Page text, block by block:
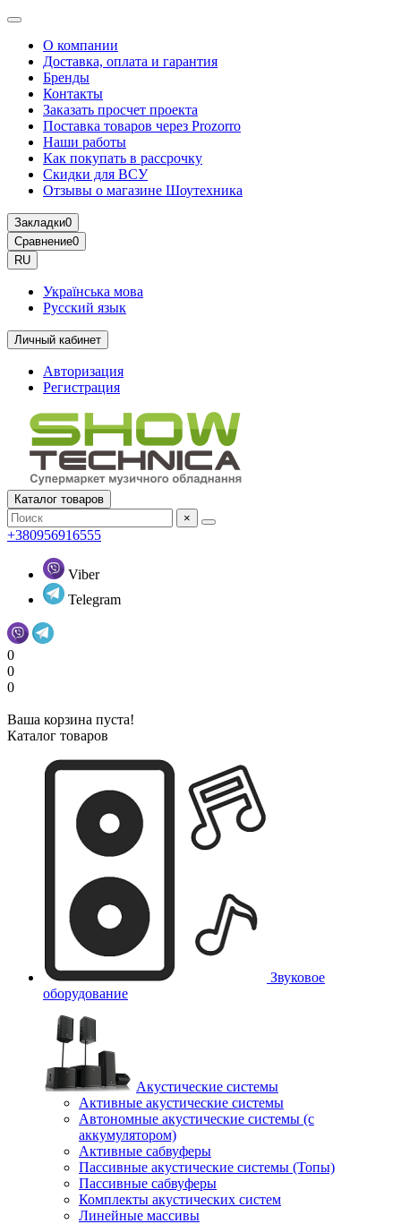
О компании
Доставка, оплата и гарантия
Бренды
Контакты
Заказать просчет проекта
Поставка товаров через Prozorro
Наши работы
Как покупать в рассрочку
Скидки для ВСУ
Отзывы о магазине Шоутехника
Закладки0
Сравнение0
RU
Українська мова
Русский язык
Личный кабинет
Авторизация
Регистрация
Каталог товаров
×
+380956916555
Viber
Telegram
0
0
0
Ваша корзина пуста!
Каталог товаров
Звуковое
оборудование
Акустические системы
Активные акустические системы
Автономные акустические системы (с
аккумулятором)
Активные сабвуферы
Пассивные акустические системы (Топы)
Пассивные сабвуферы
Комплекты акустических систем
Линейные массивы